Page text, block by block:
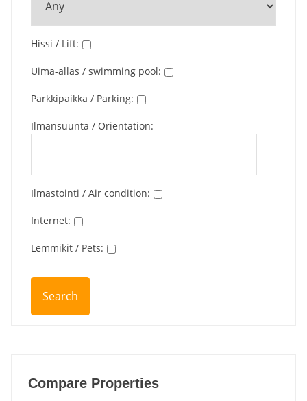
Hissi / Lift:
Uima-allas / swimming pool:
Parkkipaikka / Parking:
Ilmansuunta / Orientation:
Ilmastointi / Air condition:
Internet:
Lemmikit / Pets:
Compare Properties